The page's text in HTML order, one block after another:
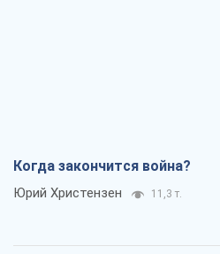
Когда закончится война?
Юрий Христензен 11,3 т.